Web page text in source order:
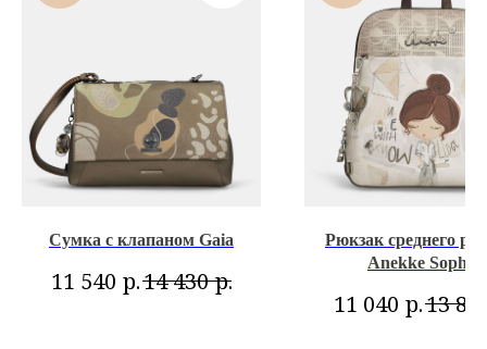
Сумка с клапаном Gaia
11 540 р.14 430 р.
Рюкзак среднего
Anekke Sophia
11 040 р.13